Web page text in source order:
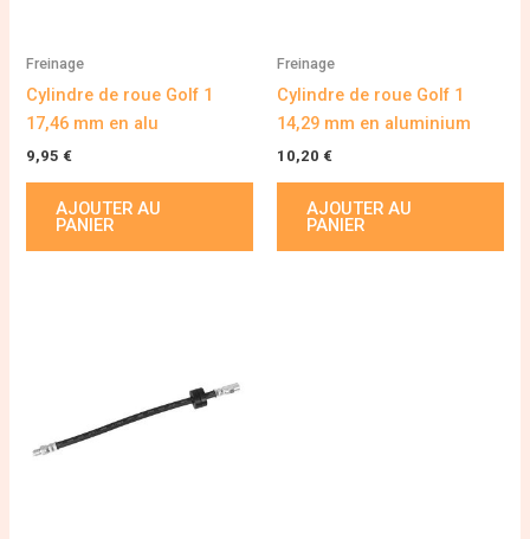
Freinage
Cylindre de roue Golf 1
17,46 mm en alu
9,95 €
AJOUTER AU
PANIER
Freinage
Cylindre de roue Golf 1
14,29 mm en aluminium
10,20 €
AJOUTER AU
PANIER